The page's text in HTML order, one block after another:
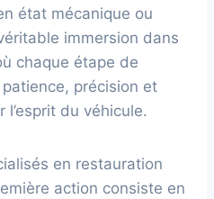
état mécanique ou
immersion dans
chaque étape de
précision et
l’esprit du véhicule.
en restauration
action consiste en